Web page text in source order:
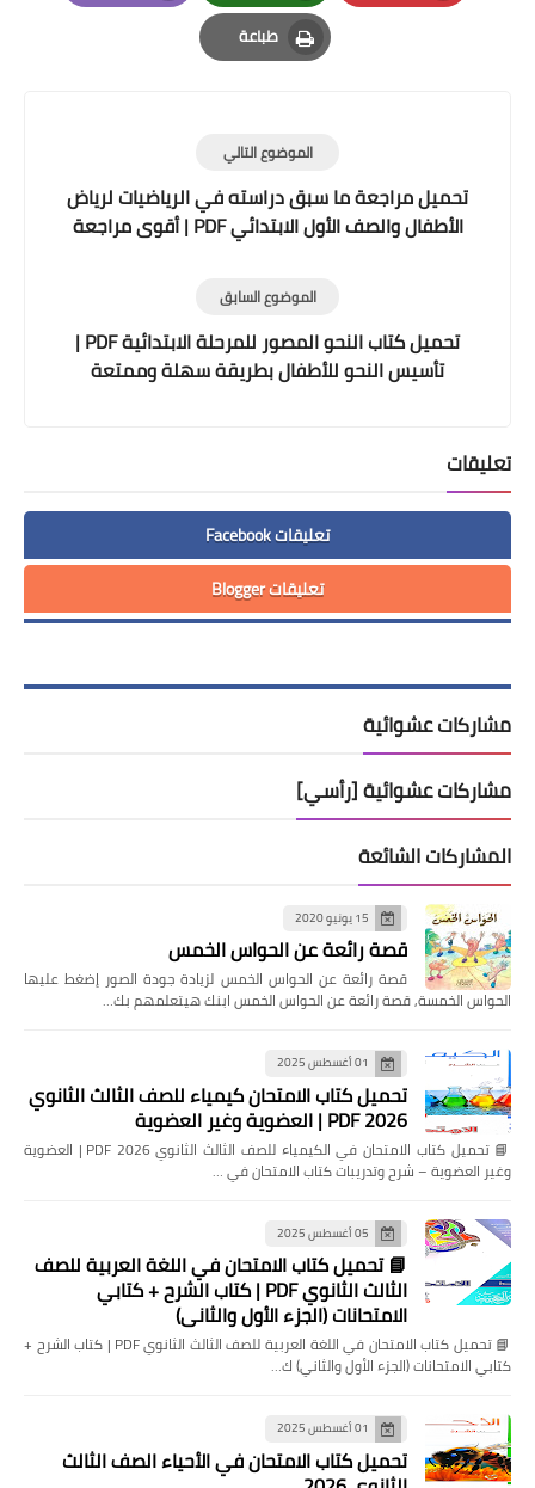
Pinterest
Whatsapp
Email
طباعة
Print
الموضوع التالي
تحميل مراجعة ما سبق دراسته في الرياضيات لرياض
الأطفال والصف الأول الابتدائي PDF | أقوى مراجعة
تأسيسية من سنبداد العبقري 2026
الموضوع السابق
تحميل كتاب النحو المصور للمرحلة الابتدائية PDF |
تأسيس النحو للأطفال بطريقة سهلة وممتعة
تعليقات
تعليقات Facebook
تعليقات Blogger
مشاركات عشوائية
مشاركات عشوائية [رأسي]
المشاركات الشائعة
15 يونيو 2020
قصة رائعة عن الحواس الخمس
قصة رائعة عن الحواس الخمس لزيادة جودة الصور إضغط عليها
الحواس الخمسة, قصة رائعة عن الحواس الخمس ابنك هيتعلمهم بك…
01 أغسطس 2025
تحميل كتاب الامتحان كيمياء للصف الثالث الثانوي
2026 PDF | العضوية وغير العضوية
📘 تحميل كتاب الامتحان في الكيمياء للصف الثالث الثانوي 2026 PDF | العضوية
وغير العضوية – شرح وتدريبات كتاب الامتحان في …
05 أغسطس 2025
📘 تحميل كتاب الامتحان في اللغة العربية للصف
الثالث الثانوي PDF | كتاب الشرح + كتابي
الامتحانات (الجزء الأول والثاني)
📘 تحميل كتاب الامتحان في اللغة العربية للصف الثالث الثانوي PDF | كتاب الشرح +
كتابي الامتحانات (الجزء الأول والثاني) ك…
01 أغسطس 2025
تحميل كتاب الامتحان في الأحياء الصف الثالث